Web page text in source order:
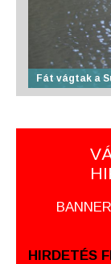
Fát vágtak a
HIRDETÉS